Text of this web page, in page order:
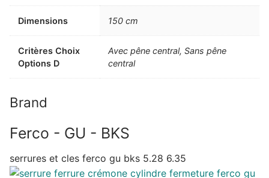
Dimensions 150 cm
Critères Choix
Options D
Avec pêne central, Sans pêne
central
Brand
Ferco - GU - BKS
serrures et cles ferco gu bks 5.28 6.35